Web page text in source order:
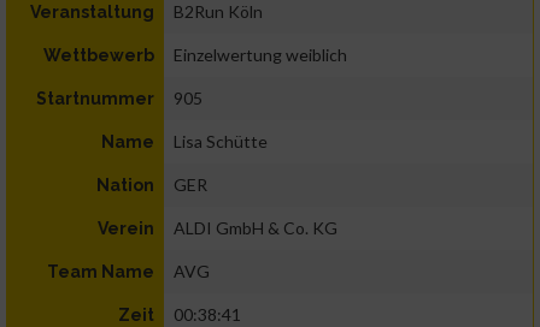
Veranstaltung B2Run Köln
Wettbewerb Einzelwertung weiblich
Startnummer 905
Name Lisa Schütte
Nation GER
Verein ALDI GmbH & Co. KG
Team Name AVG
Zeit 00:38:41